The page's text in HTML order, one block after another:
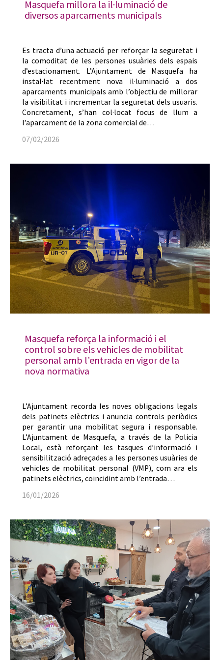
Masquefa millora la il·luminació de
diversos aparcaments municipals
Es tracta d’una actuació per reforçar la seguretat i
la comoditat de les persones usuàries dels espais
d’estacionament. L’Ajuntament de Masquefa ha
instal·lat recentment nova il·luminació a dos
aparcaments municipals amb l’objectiu de millorar
la visibilitat i incrementar la seguretat dels usuaris.
Concretament, s’han col·locat focus de llum a
l’aparcament de la zona comercial de…
07/02/2026
Masquefa reforça la informació i el
control sobre els vehicles de mobilitat
personal amb l’entrada en vigor de la
nova normativa
L’Ajuntament recorda les noves obligacions legals
dels patinets elèctrics i anuncia controls periòdics
per garantir una mobilitat segura i responsable.
L’Ajuntament de Masquefa, a través de la Policia
Local, està reforçant les tasques d’informació i
sensibilització adreçades a les persones usuàries de
vehicles de mobilitat personal (VMP), com ara els
patinets elèctrics, coincidint amb l’entrada…
16/01/2026